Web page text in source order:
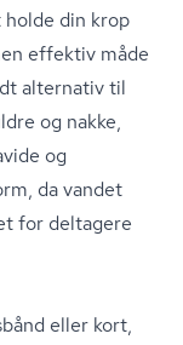
din krop
effektiv måde
alternativ til
og nakke,
og
da vandet
for deltagere
eller kort,